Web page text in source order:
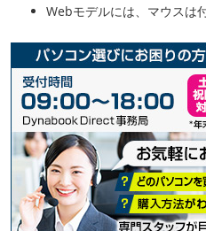
ー
初
に
移
動
Webモデルには、マウスは